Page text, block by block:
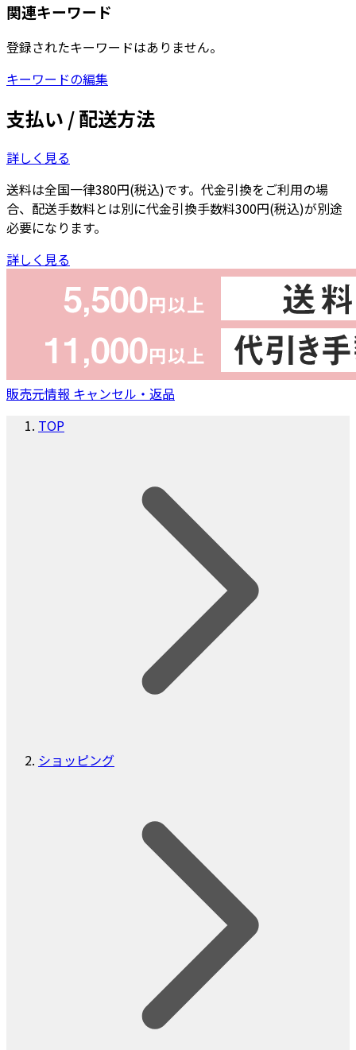
関連キーワード
登録されたキーワードはありません。
キーワードの編集
支払い / 配送方法
詳しく見る
送料は全国一律380円(税込)です。代金引換をご利用の場
合、配送手数料とは別に代金引換手数料300円(税込)が別途
必要になります。
詳しく見る
販売元情報 キャンセル・返品
TOP
ショッピング